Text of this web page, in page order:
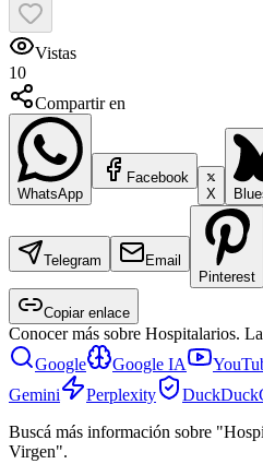
Vistas
10
Compartir en
WhatsApp
Facebook
X
Telegram
Email
Pinterest
Copiar enlace
Conocer más sobre Hospitalarios.
Google
Google IA
Gemini
Perplexity
Buscá más información sobre
Virgen".